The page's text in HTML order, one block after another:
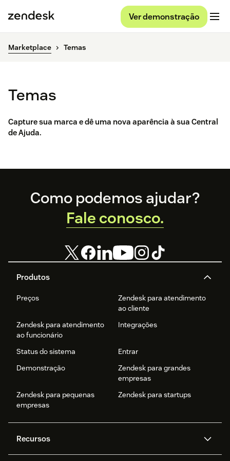
Ver demonstração
Marketplace Temas
Temas
Capture sua marca e dê uma nova aparência à sua Central
de Ajuda.
Footer
Produtos
Preços
Zendesk para atendimento
ao cliente
Zendesk para atendimento
ao funcionário
Integrações
Status do sistema
Entrar
Demonstração
Zendesk para grandes
empresas
Zendesk para pequenas
empresas
Zendesk para startups
Recursos
Como podemos ajudar?
Fale conosco.